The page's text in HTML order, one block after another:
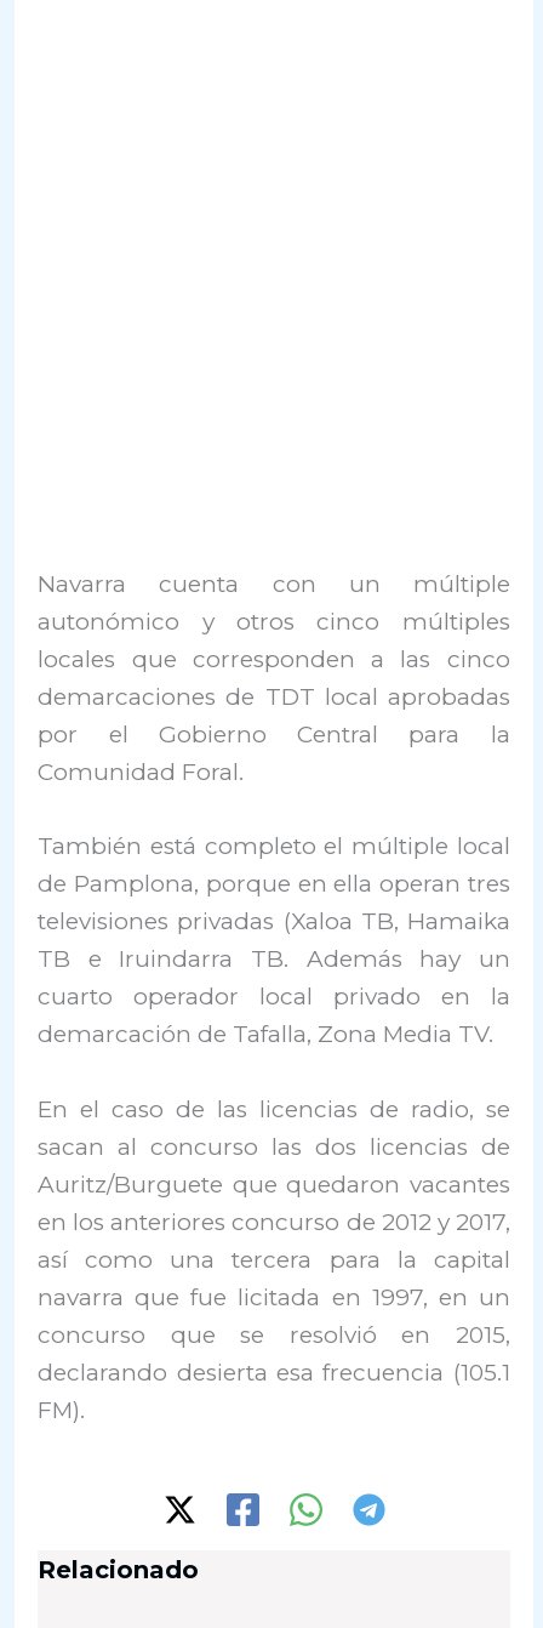
Navarra cuenta con un múltiple
autonómico y otros cinco múltiples
locales que corresponden a las cinco
demarcaciones de TDT local aprobadas
por el Gobierno Central para la
Comunidad Foral.
También está completo el múltiple local
de Pamplona, porque en ella operan tres
televisiones privadas (Xaloa TB, Hamaika
TB e Iruindarra TB. Además hay un
cuarto operador local privado en la
demarcación de Tafalla, Zona Media TV.
En el caso de las licencias de radio, se
sacan al concurso las dos licencias de
Auritz/Burguete que quedaron vacantes
en los anteriores concurso de 2012 y 2017,
así como una tercera para la capital
navarra que fue licitada en 1997, en un
concurso que se resolvió en 2015,
declarando desierta esa frecuencia (105.1
FM).
Relacionado